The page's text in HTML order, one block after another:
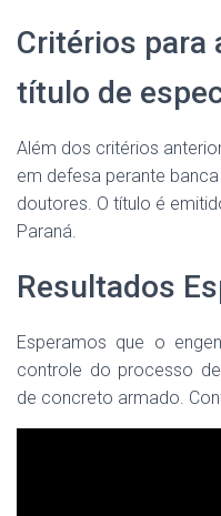
Critérios para
título de
Além dos critérios
em defesa perante
doutores. O título é
Paraná.
Resultados
Esperamos que o
controle do processo
de concreto armado.